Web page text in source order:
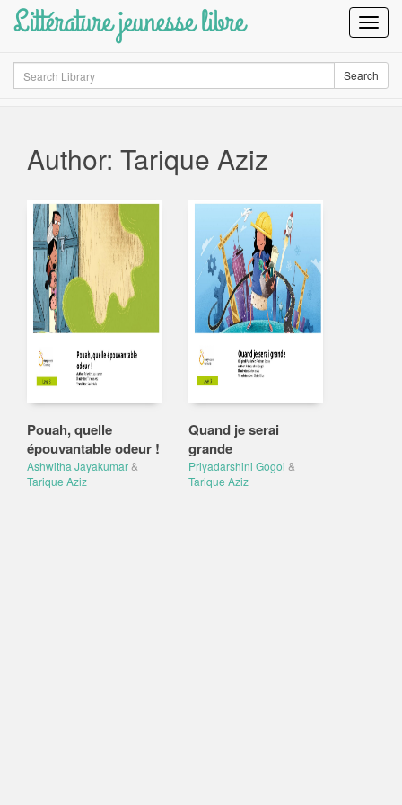
Littérature jeunesse libre
Search Search
Author: Tarique Aziz
Pouah, quelle
épouvantable odeur !
Ashwitha Jayakumar&
Tarique Aziz
Quand je serai
grande
Priyadarshini Gogoi &
Tarique Aziz